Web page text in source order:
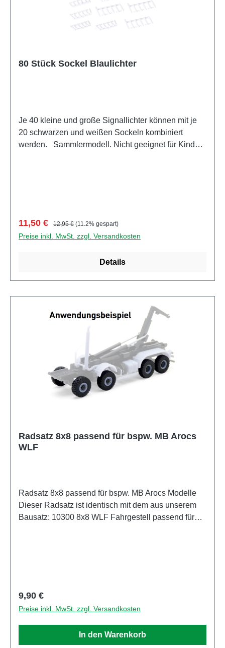
80 Stück Sockel Blaulichter
Je 40 kleine und große Signallichter können mit je
20 schwarzen und weißen Sockeln kombiniert
werden. Sammlermodell. Nicht geeignet für Kinder
Verkaufspreis:
11,50 € Regulärer Preis:
12,95 € (11.2% gespart)
Preise inkl. MwSt. zzgl. Versandkosten
Details
Radsatz 8x8 passend für bspw. MB Arocs
WLF
Radsatz 8x8 passend für bspw. MB Arocs Modelle
Dieser Radsatz ist identisch mit dem aus unserem
Bausatz: 10300 8x8 WLF Fahrgestell passend für
Regulärer Preis:
9,90 €
Preise inkl. MwSt. zzgl. Versandkosten
In den Warenkorb